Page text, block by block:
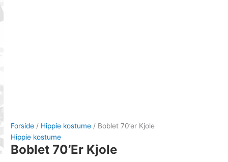
Forside / Hippie kostume / Boblet 70’er Kjole
Hippie kostume
Boblet 70’er Kjole